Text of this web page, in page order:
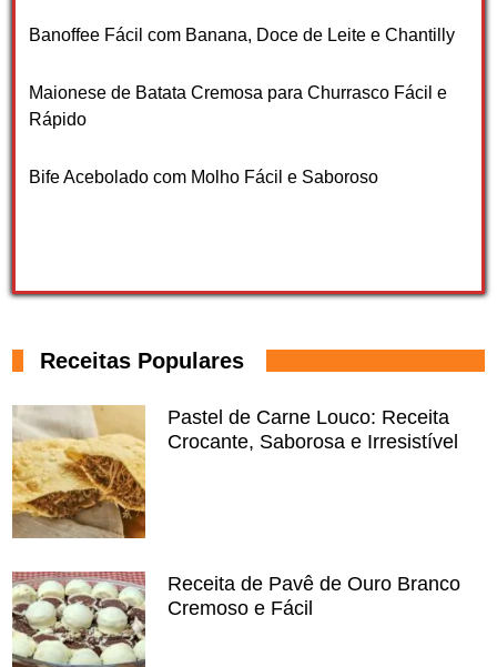
Banoffee Fácil com Banana, Doce de Leite e Chantilly
Maionese de Batata Cremosa para Churrasco Fácil e
Rápido
Bife Acebolado com Molho Fácil e Saboroso
Receitas Populares
Pastel de Carne Louco: Receita
Crocante, Saborosa e Irresistível
Receita de Pavê de Ouro Branco
Cremoso e Fácil